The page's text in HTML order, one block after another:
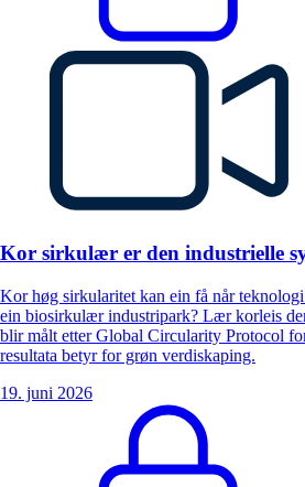
Kor sirkulær er den industrielle
Kor høg sirkularitet kan ein få når
ein biosirkulær industripark? Lær korleis
blir målt etter Global Circularity Protocol
resultata betyr for grøn verdiskaping.
19. juni 2026